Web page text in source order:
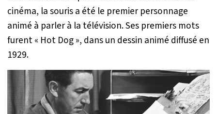
cinéma, la souris a été le premier personnage
animé à parler à la télévision. Ses premiers mots
furent « Hot Dog », dans un dessin animé diffusé en
1929.